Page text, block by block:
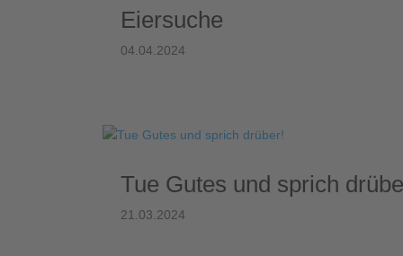
Eiersuche
04.04.2024
Tue Gutes und sprich
21.03.2024